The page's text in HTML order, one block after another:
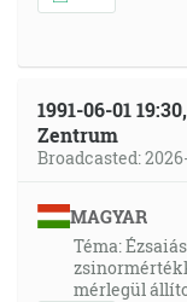
1991-06-01
Zentrum
Broadcasted:
MAGYAR
Téma:
mérlegül